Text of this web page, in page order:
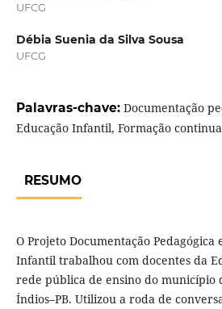
UFCG
Débia Suenia da Silva Sousa
UFCG
Palavras-chave: Documentação
Educação Infantil, Formação
RESUMO
O Projeto Documentação
Infantil trabalhou com docentes da
rede pública de ensino do município
Índios–PB. Utilizou a roda de